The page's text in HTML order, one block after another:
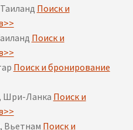
Поиск и
Поиск и
Поиск и бронирование
Шри-Ланка Поиск и
Вьетнам Поиск и